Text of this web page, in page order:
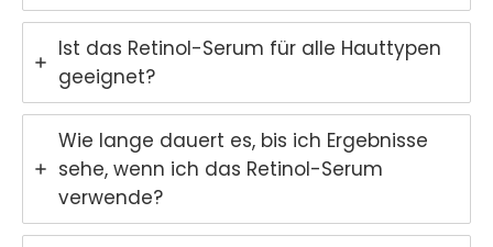
Ist das Retinol-Serum für alle Hauttypen
geeignet?
Wie lange dauert es, bis ich Ergebnisse
sehe, wenn ich das Retinol-Serum
verwende?